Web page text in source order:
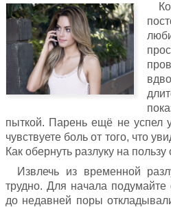
пыткой. Парень ещё не успел
чувствуете боль от того, что
Как обернуть разлуку на
Извлечь из временной
трудно. Для начала
до недавней поры